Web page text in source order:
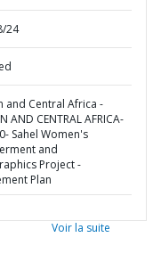
24
and Central Africa -
AND CENTRAL AFRICA-
Sahel Women's
and
Project -
Plan
Voir la suite